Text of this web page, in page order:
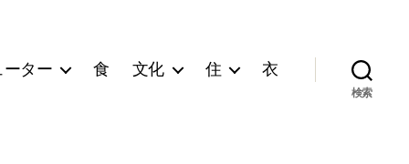
ーター 食 文化 住 衣
検索